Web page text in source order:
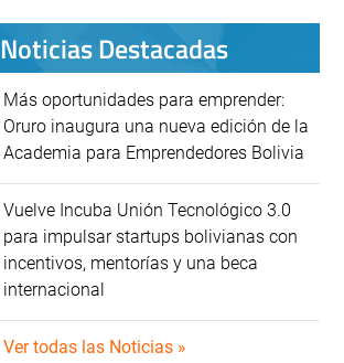
Noticias Destacadas
Más oportunidades para emprender:
Oruro inaugura una nueva edición de la
Academia para Emprendedores Bolivia
Vuelve Incuba Unión Tecnológico 3.0
para impulsar startups bolivianas con
incentivos, mentorías y una beca
internacional
Ver todas las Noticias »